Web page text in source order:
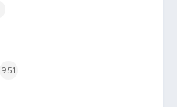
951